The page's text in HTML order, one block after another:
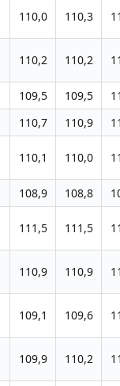
110,0 110,3
110,2 110,2
109,5 109,5
110,7 110,9
110,1 110,0
108,9 108,8
111,5 111,5
110,9 110,9
109,1 109,6
109,9 110,2